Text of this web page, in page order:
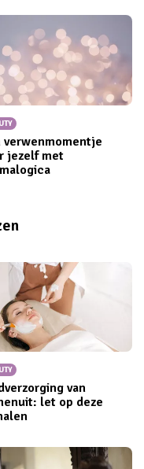
verwenmomentje
jezelf met
van
let op deze